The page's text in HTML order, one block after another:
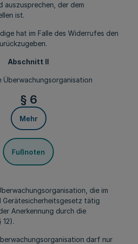
auszusprechen, der dem
ist.
hat im Falle des Widerrufes den
Abschnitt II
Überwachungsorganisation
§ 6
Mehr
Fußnoten
die im
Gerätesicherheitsgesetz tätig
Anerkennung durch die
darf nur